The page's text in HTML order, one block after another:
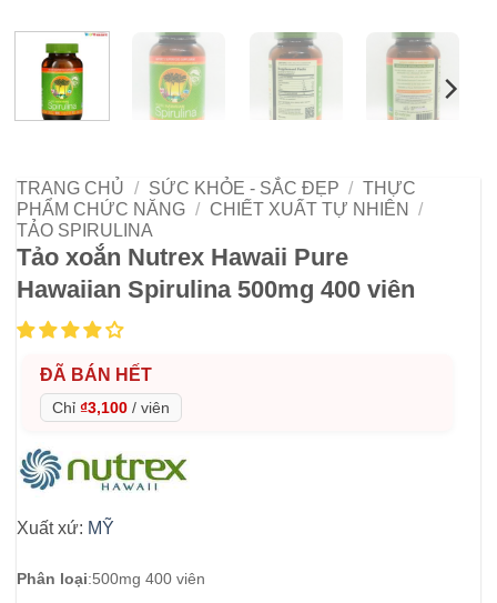
TRANG CHỦ / SỨC KHỎE - SẮC ĐẸP / THỰC
PHẨM CHỨC NĂNG / CHIẾT XUẤT TỰ NHIÊN
/
TẢO SPIRULINA
Tảo xoắn Nutrex Hawaii Pure
Hawaiian Spirulina 500mg 400 viên
ĐÃ BÁN HẾT
Chỉ ₫3,100 / viên
Xuất xứ: MỸ
Phân loại:500mg 400 viên